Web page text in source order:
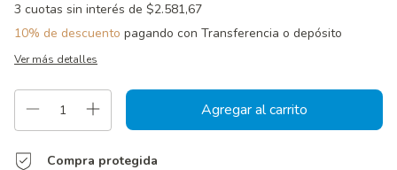
3 cuotas sin interés de $2.581,67
10% de descuento pagando con Transferencia o depósito
Ver más detalles
Compra protegida